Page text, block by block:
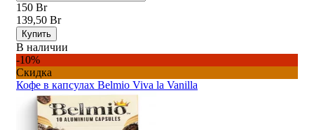
150 Br
139,50 Br
Купить
В наличии
-10%
Скидка
Кофе в капсулах Belmio Viva la Vanilla